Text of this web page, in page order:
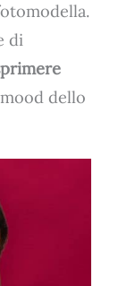
di
dello